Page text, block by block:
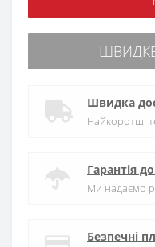
Швидка
Найкоротші
Гарантія
Ми надаємо
Безпечні